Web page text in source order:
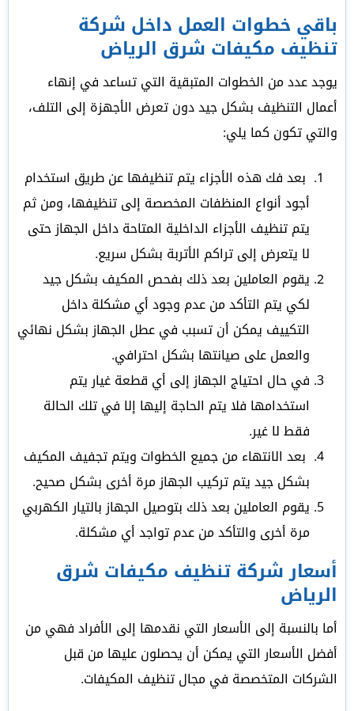
باقي خطوات العمل داخل شركة
تنظيف مكيفات شرق الرياض
يوجد عدد من الخطوات المتبقية التي تساعد في إنهاء
أعمال التنظيف بشكل جيد دون تعرض الأجهزة إلى التلف،
والتي تكون كما يلي:
بعد فك هذه الأجزاء يتم تنظيفها عن طريق استخدام
أجود أنواع المنظفات المخصصة إلى تنظيفها، ومن ثم
يتم تنظيف الأجزاء الداخلية المتاحة داخل الجهاز حتى
لا يتعرض إلى تراكم الأتربة بشكل سريع.
يقوم العاملين بعد ذلك بفحص المكيف بشكل جيد
لكي يتم التأكد من عدم وجود أي مشكلة داخل
التكييف يمكن أن تسبب في عطل الجهاز بشكل نهائي
والعمل على صيانتها بشكل احترافي.
في حال احتياج الجهاز إلى أي قطعة غيار يتم
استخدامها فلا يتم الحاجة إليها إلا في تلك الحالة
فقط لا غير.
بعد الانتهاء من جميع الخطوات ويتم تجفيف المكيف
بشكل جيد يتم تركيب الجهاز مرة أخرى بشكل صحيح.
يقوم العاملين بعد ذلك بتوصيل الجهاز بالتيار الكهربي
مرة أخرى والتأكد من عدم تواجد أي مشكلة.
أسعار شركة تنظيف مكيفات شرق
الرياض
أما بالنسبة إلى الأسعار التي نقدمها إلى الأفراد فهي من
أفضل الأسعار التي يمكن أن يحصلون عليها من قبل
الشركات المتخصصة في مجال تنظيف المكيفات.